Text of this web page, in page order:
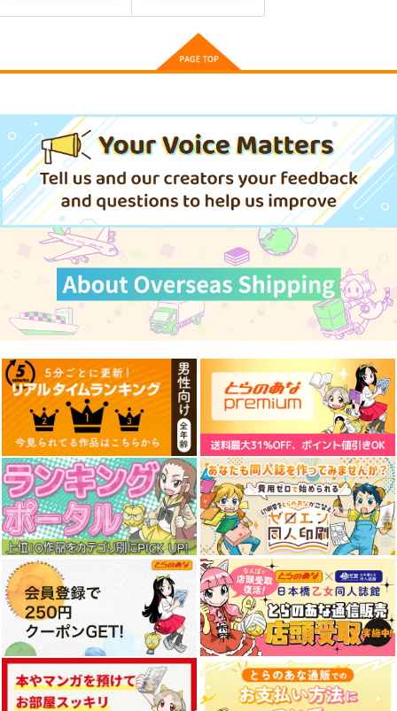
の軍装
1,100 （税込）
サンプル
作品詳細
艦砲射撃と標的
サンプル
作品詳細
世の冒険9 星冠密議
1,210円 （税込）
サンプル
作品詳細
Avian romance pink
label 9
メガネ少女
660円（税込）
サンプル
作品詳細
がんばれ同期ちゃん 9
よむ書店
1,100円 （税込）
同期ちゃん
サンプル
作品詳細
Sakiyamama Bunnys
9
sakiyama幕府
1,815円（税込）
サンプル
作品詳細